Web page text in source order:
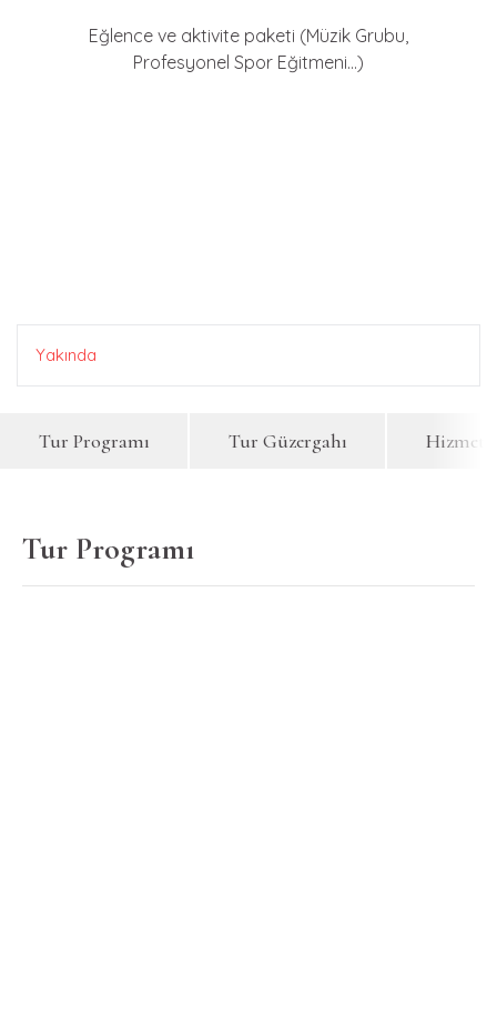
Eğlence ve aktivite paketi (Müzik Grubu,
Profesyonel Spor Eğitmeni…)
Yakında
Tur Programı Tur Güzergahı
Tur Programı